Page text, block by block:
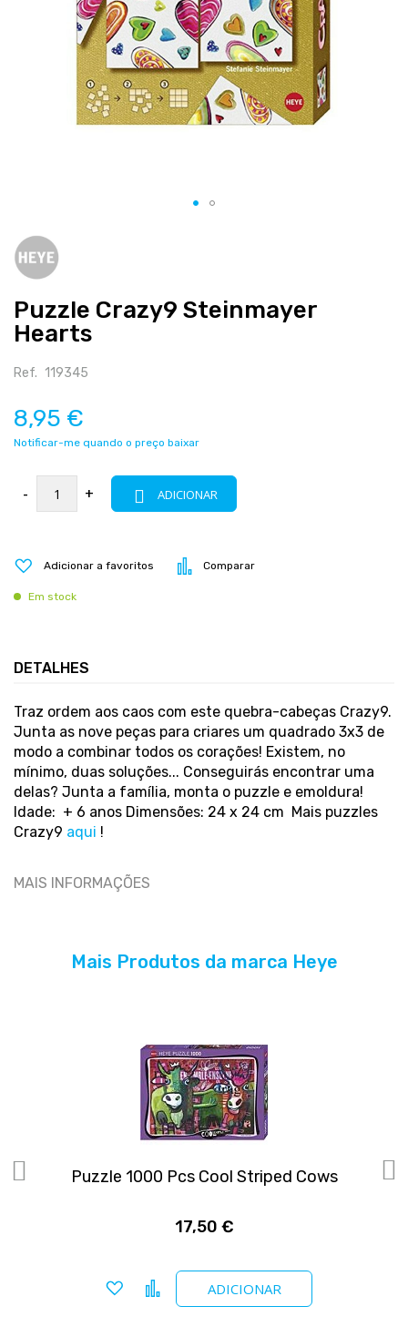
Puzzle Crazy9 Steinmayer
Hearts
Ref. 119345
8,95 €
Notificar-me quando o preço baixar
- + ADICIONAR
Adicionar a favoritos Comparar
Em stock
para
o
da
galeria
de
imagens
DETALHES
Traz ordem aos caos com este quebra-cabeças Crazy9.
Junta as nove peças para criares um quadrado 3x3 de
modo a combinar todos os corações! Existem, no
mínimo, duas soluções... Conseguirás encontrar uma
delas? Junta a família, monta o puzzle e emoldura!
Idade: + 6 anos Dimensões: 24 x 24 cm Mais puzzles
Crazy9 aqui !
MAIS INFORMAÇÕES
Mais Produtos da marca Heye
Puzzle 1000 Pcs Cool Striped Cows
17,50 €
ADICIONAR
Adicionar a favoritos
Comparar